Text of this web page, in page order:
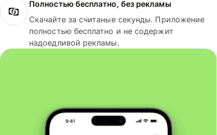
Полностью бесплатно, без рекламы
Скачайте за считаные секунды. Приложение
полностью бесплатно и не содержит
надоедливой рекламы.